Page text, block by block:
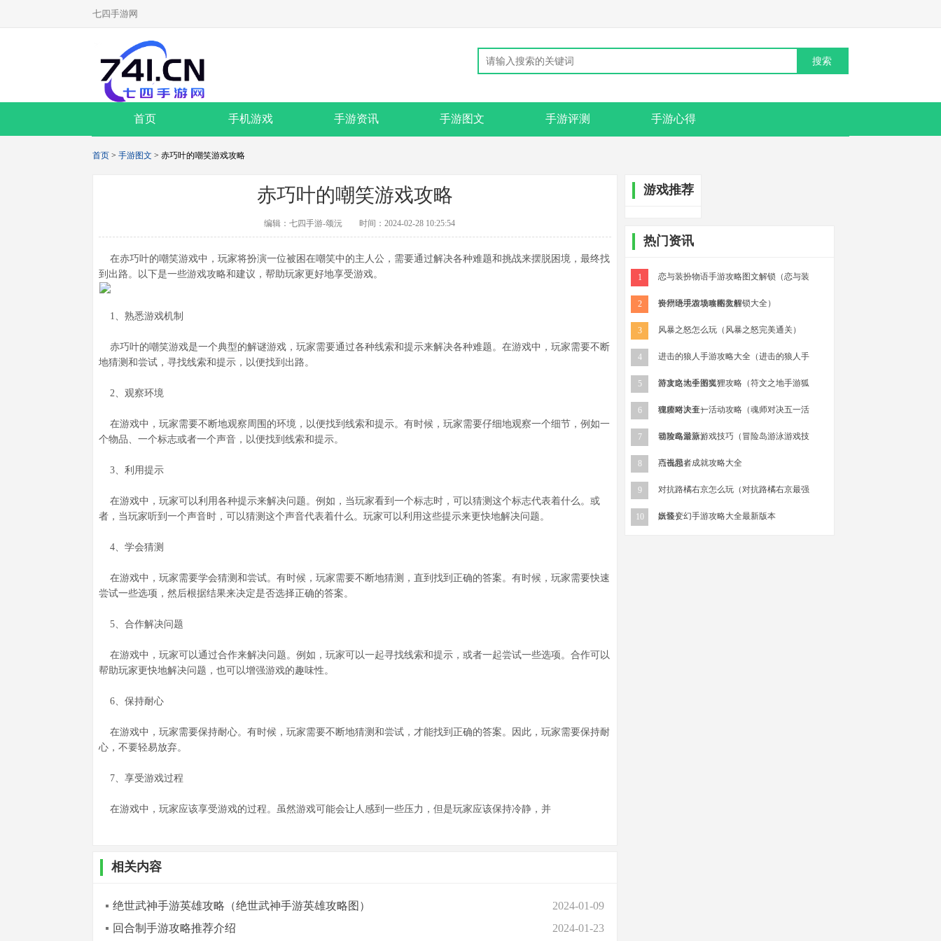
七四手游网
首页 手机游戏 手游资讯 手游图文 手游评测 手游心得
首页 > 手游图文 > 赤巧叶的嘲笑游戏攻略
赤巧叶的嘲笑游戏攻略
编辑：七四手游-颂沅 时间：2024-02-28 10:25:54
在赤巧叶的嘲笑游戏中，玩家将扮演一位被困在嘲笑中的主人公，需要通过解决各种难题和挑战来摆脱困境，最终找
到出路。以下是一些游戏攻略和建议，帮助玩家更好地享受游戏。
1、熟悉游戏机制
赤巧叶的嘲笑游戏是一个典型的解谜游戏，玩家需要通过各种线索和提示来解决各种难题。在游戏中，玩家需要不断
地猜测和尝试，寻找线索和提示，以便找到出路。
2、观察环境
在游戏中，玩家需要不断地观察周围的环境，以便找到线索和提示。有时候，玩家需要仔细地观察一个细节，例如一
个物品、一个标志或者一个声音，以便找到线索和提示。
3、利用提示
在游戏中，玩家可以利用各种提示来解决问题。例如，当玩家看到一个标志时，可以猜测这个标志代表着什么。或
者，当玩家听到一个声音时，可以猜测这个声音代表着什么。玩家可以利用这些提示来更快地解决问题。
4、学会猜测
在游戏中，玩家需要学会猜测和尝试。有时候，玩家需要不断地猜测，直到找到正确的答案。有时候，玩家需要快速
尝试一些选项，然后根据结果来决定是否选择正确的答案。
5、合作解决问题
在游戏中，玩家可以通过合作来解决问题。例如，玩家可以一起寻找线索和提示，或者一起尝试一些选项。合作可以
帮助玩家更快地解决问题，也可以增强游戏的趣味性。
6、保持耐心
在游戏中，玩家需要保持耐心。有时候，玩家需要不断地猜测和尝试，才能找到正确的答案。因此，玩家需要保持耐
心，不要轻易放弃。
7、享受游戏过程
在游戏中，玩家应该享受游戏的过程。虽然游戏可能会让人感到一些压力，但是玩家应该保持冷静，并
相关内容
绝世武神手游英雄攻略（绝世武神手游英雄攻略图）
2024-01-09
回合制手游攻略推荐介绍
2024-01-23
游戏推荐
热门资讯
1 恋与装扮物语手游攻略图文解锁（恋与装
扮物语手游攻略图文解锁大全）
2 丧尸绝境农场攻略教程
3 风暴之怒怎么玩（风暴之怒完美通关）
4 进击的狼人手游攻略大全（进击的狼人手
游攻略大全图文）
5 符文之地手游狐狸攻略（符文之地手游狐
狸攻略大全）
6 魂师对决五一活动攻略（魂师对决五一活
动攻略最新）
7 冒险岛游泳游戏技巧（冒险岛游泳游戏技
巧视频）
8 点击忍者成就攻略大全
9 对抗路橘右京怎么玩（对抗路橘右京最强
出装）
10 妖怪变幻手游攻略大全最新版本